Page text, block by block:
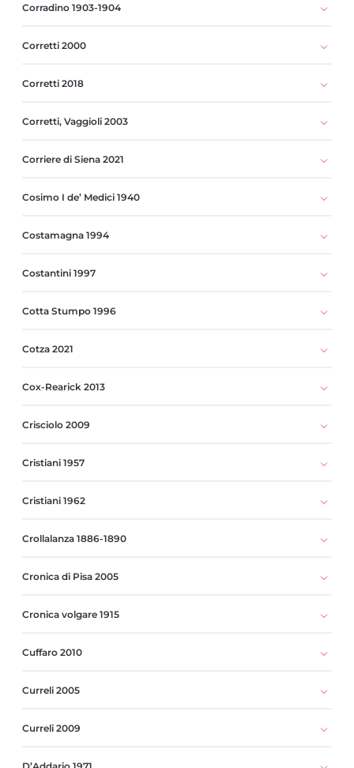
Corradino 1903-1904
Corretti 2000
Corretti 2018
Corretti, Vaggioli 2003
Corriere di Siena 2021
Cosimo I de’ Medici 1940
Costamagna 1994
Costantini 1997
Cotta Stumpo 1996
Cotza 2021
Cox-Rearick 2013
Crisciolo 2009
Cristiani 1957
Cristiani 1962
Crollalanza 1886-1890
Cronica di Pisa 2005
Cronica volgare 1915
Cuffaro 2010
Curreli 2005
Curreli 2009